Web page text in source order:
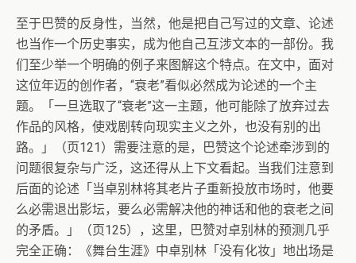
至于巴赞的反身性，当然，他是把自己写过的文章、论述
也当作一个历史事实，成为他自己互涉文本的一部份。我
们至少举一个明确的例子来图解这个特点。在文中，面对
这位年迈的创作者，“衰老”看似必然成为论述的一个主
题。「一旦选取了“衰老”这一主题，他可能除了放弃过去
作品的风格，使戏剧转向现实主义之外，也没有别的出
路。」（页121）需要注意的是，巴赞这个论述牵涉到的
问题很复杂与广泛，这还得从上下文看起。当我们注意到
后面的论述「当卓别林将其老片子重新投放市场时，他要
么必需退出影坛，要么必需解决他的神话和他的衰老之间
的矛盾。」（页125），这里，巴赞对卓别林的预测几乎
完全正确：《舞台生涯》中卓别林「没有化妆」地出场是